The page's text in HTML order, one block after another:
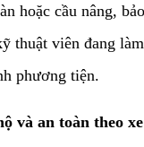
hoặc cầu nâng,
thuật viên đang
phương tiện.
và an toàn theo xe